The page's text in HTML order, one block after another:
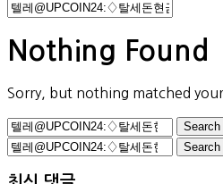
Nothing Found
Sorry, but nothing matched
Search
for:
Search